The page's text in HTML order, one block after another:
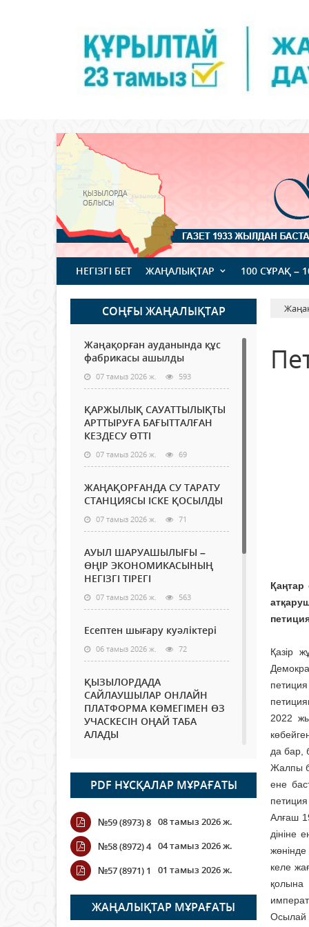
НЕГІЗГІ БЕТ ЖАҢАЛЫҚТАР 100 СҰРАҚ –
СОҢҒЫ ЖАҢАЛЫҚТАР
Жаңақорған ауданында құс
фабрикасы ашылды
07 тамыз 2026 ж. 593
ҚАРЖЫЛЫҚ САУАТТЫЛЫҚТЫ
АРТТЫРУҒА БАҒЫТТАЛҒАН
КЕЗДЕСУ ӨТТІ
07 тамыз 2026 ж. 69
ЖАҢАҚОРҒАНДА СУ ТАРАТУ
СТАНЦИЯСЫ ІСКЕ ҚОСЫЛДЫ
07 тамыз 2026 ж. 71
АУЫЛ ШАРУАШЫЛЫҒЫ –
ӨҢІР ЭКОНОМИКАСЫНЫҢ
НЕГІЗГІ ТІРЕГІ
07 тамыз 2026 ж. 563
Есептен шығару куәліктері
06 тамыз 2026 ж. 72
ҚЫЗЫЛОРДАДА
САЙЛАУШЫЛАР ОНЛАЙН
ПЛАТФОРМА КӨМЕГІМЕН ӨЗ
УЧАСКЕСІН ОҢАЙ ТАБА
АЛАДЫ
Open Air: Қызылорда
облысы полиция
департаменті 20 мыңнан
астам көрерменнің
қауіпсіздігін қамтамасыз етті
ҚАЛАЙ ӨТЕДІ?
06 тамыз 2026 ж. 263
PDF НҰСҚАЛАР МҰРАҒАТЫ
№59 (8973) 8 08 тамыз 2026 ж.
№58 (8972) 4 04 тамыз 2026 ж.
№57 (8971) 1
01 тамыз 2026 ж.
ЖАҢАЛЫҚТАР МҰРАҒАТЫ
Қаңтар
Қазір
2022
да бар,
Жалпы
ене
Алғаш
дініне
келе
қолына
Осылай